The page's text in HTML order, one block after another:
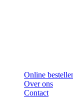
Online
Over ons
Contact